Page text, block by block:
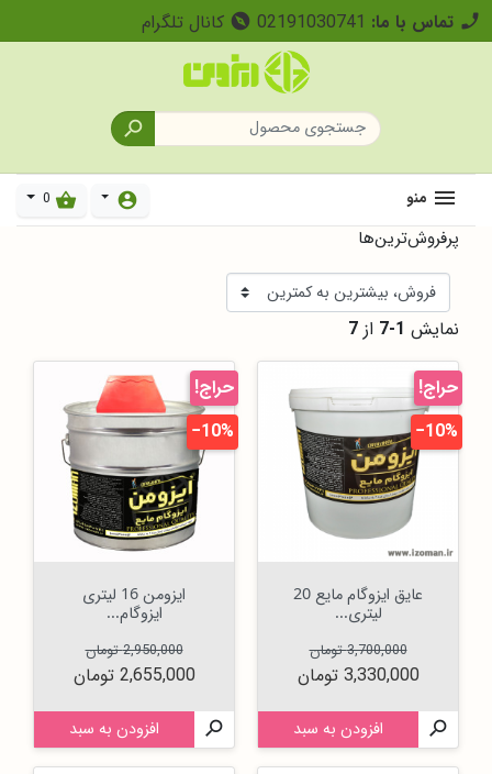
call تماس با ما: 02191030741
explore کانال تلگرام

منو account_circle
shopping_basket
0
پرفروش‌ترین‌ها
نمایش 1-7 از 7
عایق ایزوگام مایع 20
لیتری...
قیمت عادی
3,700,000 تومان
قیمت
3,330,000 تومان
 افزودن به سبد
حراج!
‎−10%
ایزومن 16 لیتری
ایزوگام...
قیمت عادی
2,950,000 تومان
قیمت
2,655,000 تومان
 افزودن به سبد
حراج!
‎−10%